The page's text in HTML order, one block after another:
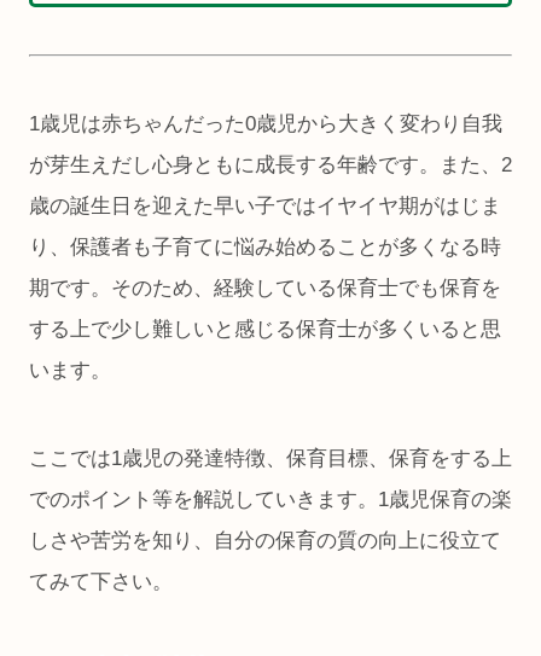
1歳児は赤ちゃんだった0歳児から大きく変わり自我
が芽生えだし心身ともに成長する年齢です。また、2
歳の誕生日を迎えた早い子ではイヤイヤ期がはじま
り、保護者も子育てに悩み始めることが多くなる時
期です。そのため、経験している保育士でも保育を
する上で少し難しいと感じる保育士が多くいると思
います。
ここでは1歳児の発達特徴、保育目標、保育をする上
でのポイント等を解説していきます。1歳児保育の楽
しさや苦労を知り、自分の保育の質の向上に役立て
てみて下さい。